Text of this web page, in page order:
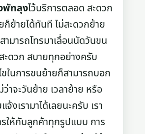
พัทลุงไว้บริการตลอด สะดวก
ก็ย้ายได้ทันที ไม่สะดวกย้าย
ามารถโทรมาเลื่อนนัดวันขน
ะดวก สบายทุกอย่างครับ
ขในการขนย้ายก็สามารถบอก
ว่าจะวันย้าย เวลาย้าย หรือ
จ้งเรามาได้เลยนะครับ เรา
ให้กับลูกค้าทุกรูปแบบ การ